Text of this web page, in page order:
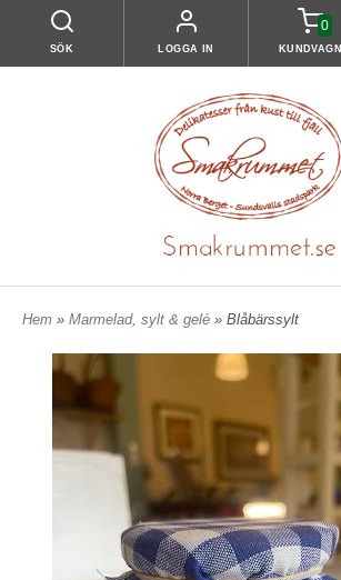
SÖK LOGGA IN
0
KUNDVAGN
Hem » Marmelad, sylt & gelé » Blåbärssylt